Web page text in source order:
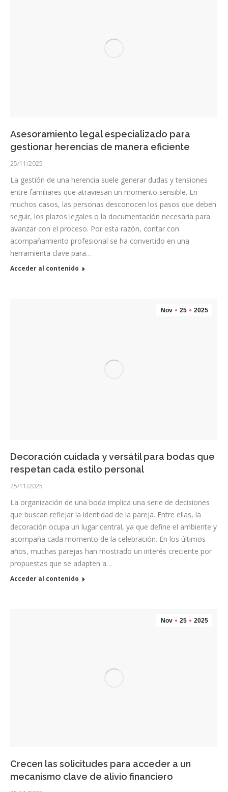
Asesoramiento legal especializado para
gestionar herencias de manera eficiente
25/11/2025
La gestión de una herencia suele generar dudas y tensiones
entre familiares que atraviesan un momento sensible. En
muchos casos, las personas desconocen los pasos que deben
seguir, los plazos legales o la documentación necesaria para
avanzar con el proceso. Por esta razón, contar con
acompañamiento profesional se ha convertido en una
herramienta clave para…
Acceder al contenido
Nov 25 2025
Decoración cuidada y versátil para bodas que
respetan cada estilo personal
25/11/2025
La organización de una boda implica una serie de decisiones
que buscan reflejar la identidad de la pareja. Entre ellas, la
decoración ocupa un lugar central, ya que define el ambiente y
acompaña cada momento de la celebración. En los últimos
años, muchas parejas han mostrado un interés creciente por
propuestas que se adapten a…
Acceder al contenido
Nov 25 2025
Crecen las solicitudes para acceder a un
mecanismo clave de alivio financiero